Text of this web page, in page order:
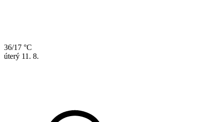
36/17 °C
úterý 11. 8.